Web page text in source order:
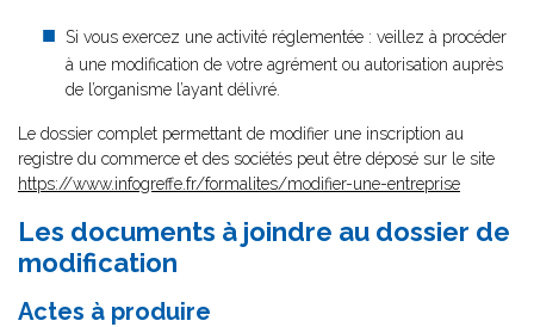
Si vous exercez une activité réglementée : veillez à procéder
à une modification de votre agrément ou autorisation auprès
de l’organisme l’ayant délivré.
Le dossier complet permettant de modifier une inscription au
registre du commerce et des sociétés peut être déposé sur le site
https://www.infogreffe.fr/formalites/modifier-une-entreprise
Les documents à joindre au dossier de
modification
Actes à produire